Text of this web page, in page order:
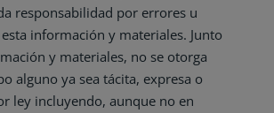
responsabilidad por errores u
información y materiales. Junto
y materiales, no se otorga
alguno ya sea tácita, expresa o
ley incluyendo, aunque no en